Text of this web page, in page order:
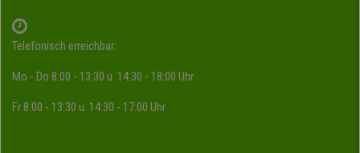
Telefonisch erreichbar:
Mo - Do 8:00 - 13:30 u. 14:30 - 18:00 Uhr
Fr 8:00 - 13:30 u. 14:30 - 17:00 Uhr